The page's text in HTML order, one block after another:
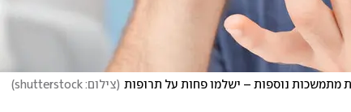
מתמשכות נוספות – ישלמו פחות על תרופות (צילום: shutterstock )